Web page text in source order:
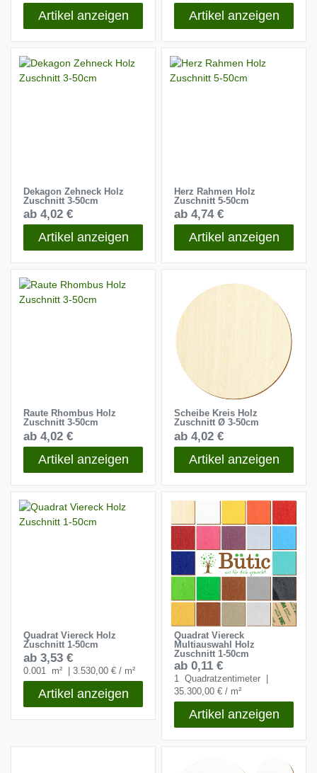
Artikel anzeigen Artikel anzeigen
Dekagon Zehneck Holz
Zuschnitt 3-50cm
ab 4,02 €
Artikel anzeigen
Herz Rahmen Holz
Zuschnitt 5-50cm
ab 4,74 €
Artikel anzeigen
Raute Rhombus Holz
Zuschnitt 3-50cm
ab 4,02 €
Artikel anzeigen
Scheibe Kreis Holz
Zuschnitt Ø 3-50cm
ab 4,02 €
Artikel anzeigen
Quadrat Viereck Holz
Zuschnitt 1-50cm
ab 3,53 €
0.001 m² | 3.530,00 € / m²
Artikel anzeigen
Quadrat Viereck
Multiauswahl Holz
Zuschnitt 1-50cm
ab 0,11 €
1 Quadratzentimeter
35.300,00 € / m²
Artikel anzeigen